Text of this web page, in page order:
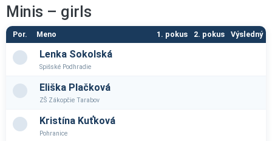
Minis – girls
Por. Meno 1. pokus 2. pokus Výsledný
Lenka Sokolská
Spišské Podhradie
Eliška Plačková
ZŠ Zákopčie Tarabov
Kristína Kuťková
Pohranice